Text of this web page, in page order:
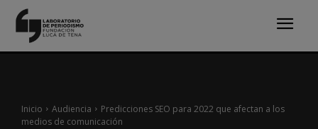
Inicio Audiencia
Predicciones SEO para 2022 que afectan a los
medios de comunicación